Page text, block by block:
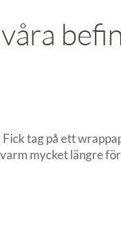
tag på ett
mycket längre